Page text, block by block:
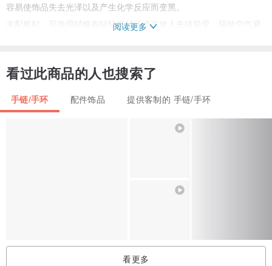
容易使饰品失去光泽以及产生化学反应而变黑。
未配戴时，可使用拭银布轻轻擦拭汗渍并放入夹链袋里，隔绝空气避
About 925Silver
为“92.5% 银 + 7.5% 合金”所组成，是国际公认的完美比例。
标准的 925 纯银一般是不会引起过敏反应的。
饰品（耳环、耳针、项链、戒指、手环等）
阅读更多
看过此商品的人也搜索了
手链/手环 配件饰品 提供客制的 手链/手环
看更多